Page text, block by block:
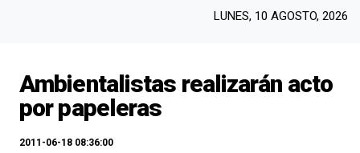
LUNES, 10 AGOSTO, 2026
Ambientalistas realizarán acto
por papeleras
2011-06-18 08:36:00